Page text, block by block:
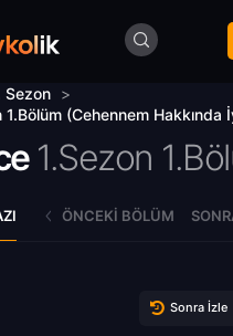
Sezon >
(Cehennem Hakkında
1.Sezon
ÖNCEKI BÖLÜM
Sonra İzle